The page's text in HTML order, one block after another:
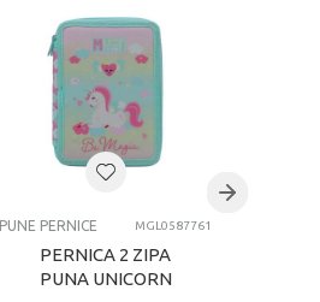
PUNE PERNICE MGL0587761
PERNICA 2 ZIPA
PUNA UNICORN